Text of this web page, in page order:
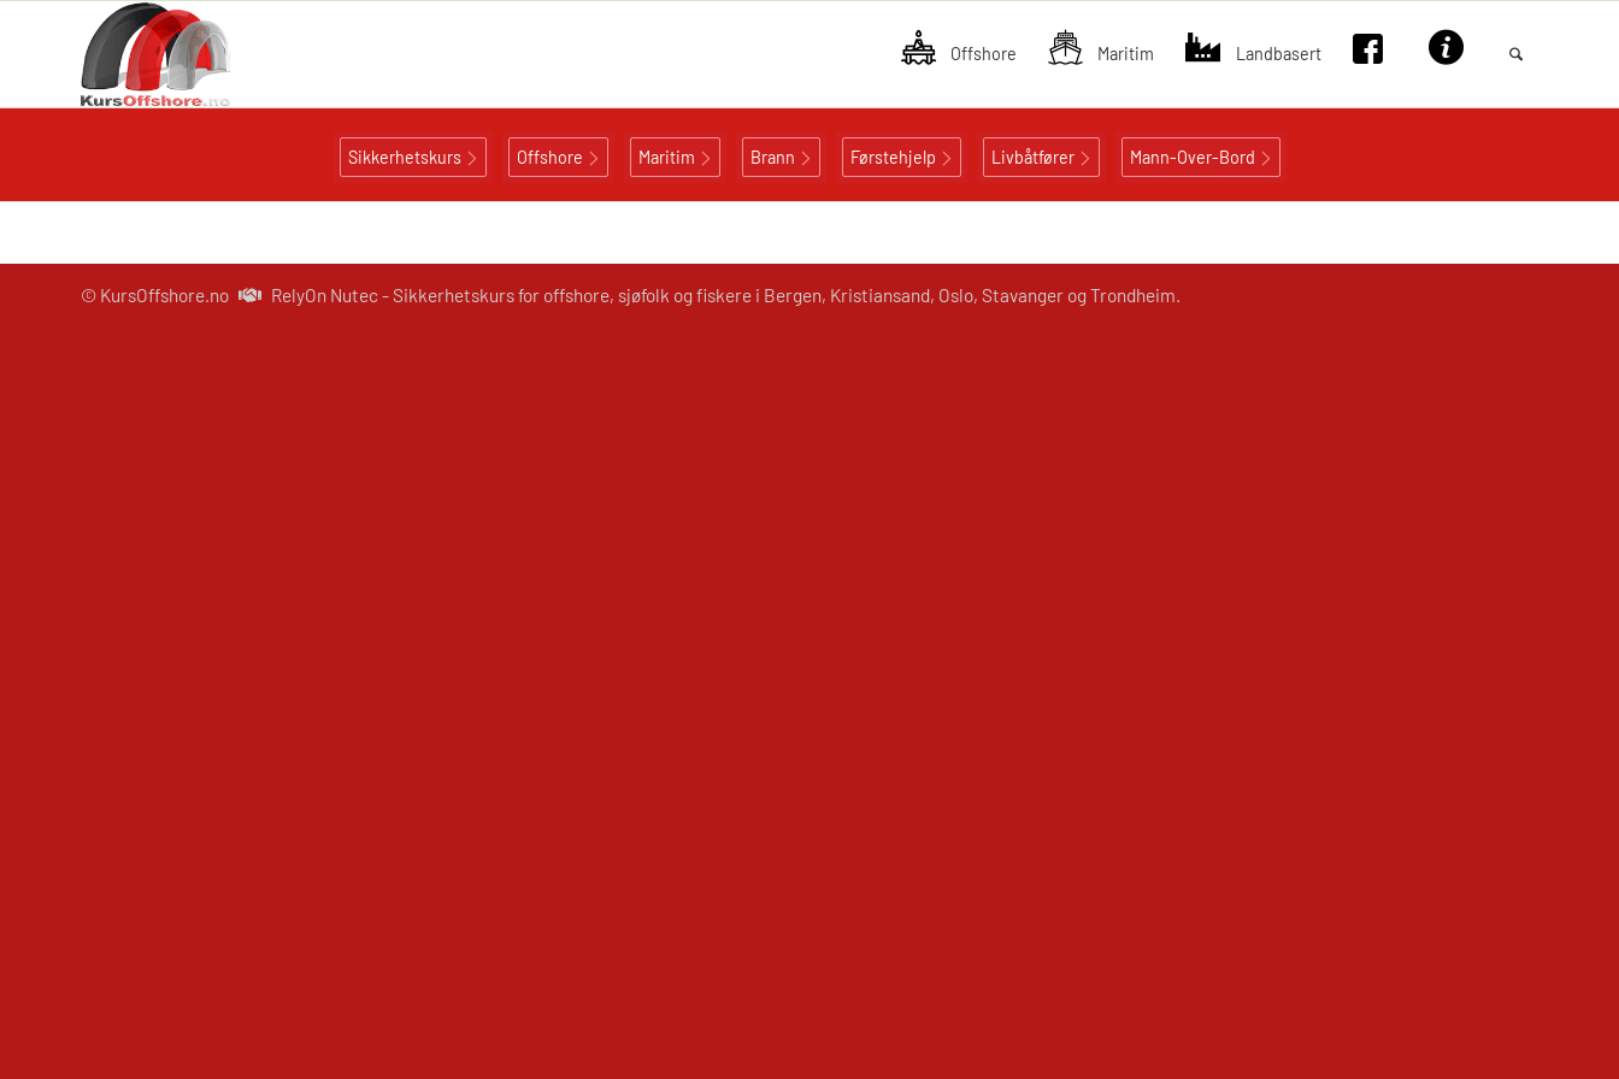
Offshore Maritim Landbasert
Sikkerhetskurs Offshore Maritim Brann Førstehjelp Livbåtfører Mann-Over-Bord
© KursOffshore.no RelyOn Nutec - Sikkerhetskurs for offshore, sjøfolk og fiskere i Bergen, Kristiansand, Oslo, Stavanger og Trondheim.